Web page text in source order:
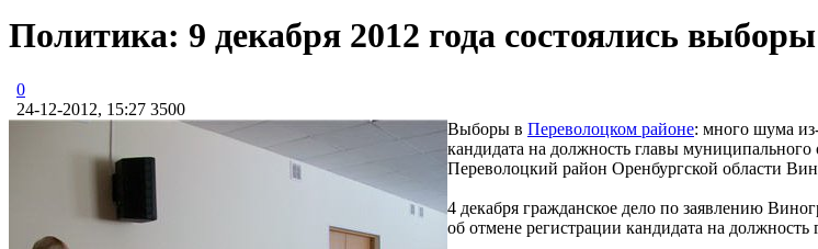
Политика: 9 декабря 2012 года состоялись
0
24-12-2012, 15:27 3500
Выборы в Переволоцком районе: много шума
кандидата на должность главы
Переволоцкий район Оренбургской области
4 декабря гражданское дело по заявлению
об отмене регистрации кандидата на